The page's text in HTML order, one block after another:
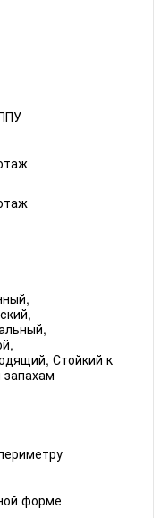
Стойкий к
форме